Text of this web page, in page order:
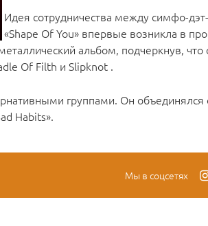
Идея сотрудничества между симфо-
«Shape Of You» впервые возникла в
альбом, подчеркнув, что
Of Filth и Slipknot .
группами. Он объединялся
Habits».
Мы в соцсетях